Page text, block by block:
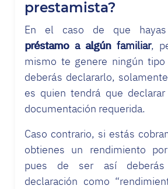
prestamista?
En el caso de que hayas
préstamo a algún familiar,
mismo te genere ningún
deberás declararlo,
es quien tendrá que
documentación requerida.
Caso contrario, si estás
obtienes un rendimiento
pues de ser así
declaración como